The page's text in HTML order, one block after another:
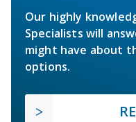
Our highly
Specialists will
might have about
options.